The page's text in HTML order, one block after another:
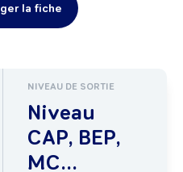
la fiche
NIVEAU DE SORTIE
Niveau
CAP, BEP,
MC...